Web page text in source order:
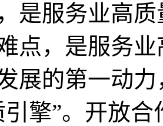
是服务业高
点，是服务
展的第一动
引擎”。开放